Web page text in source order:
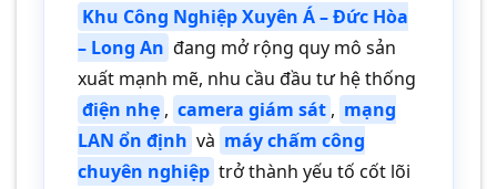
Khu Công Nghiệp Xuyên Á – Đức Hòa
– Long An đang mở rộng quy mô sản
xuất mạnh mẽ, nhu cầu đầu tư hệ thống
điện nhẹ , camera giám sát , mạng
LAN ổn định và máy chấm công
chuyên nghiệp trở thành yếu tố cốt lõi